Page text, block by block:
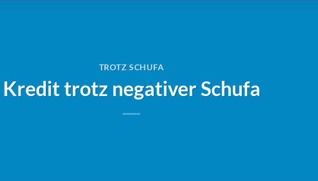
TROTZ SCHUFA
Kredit trotz negativer Schufa